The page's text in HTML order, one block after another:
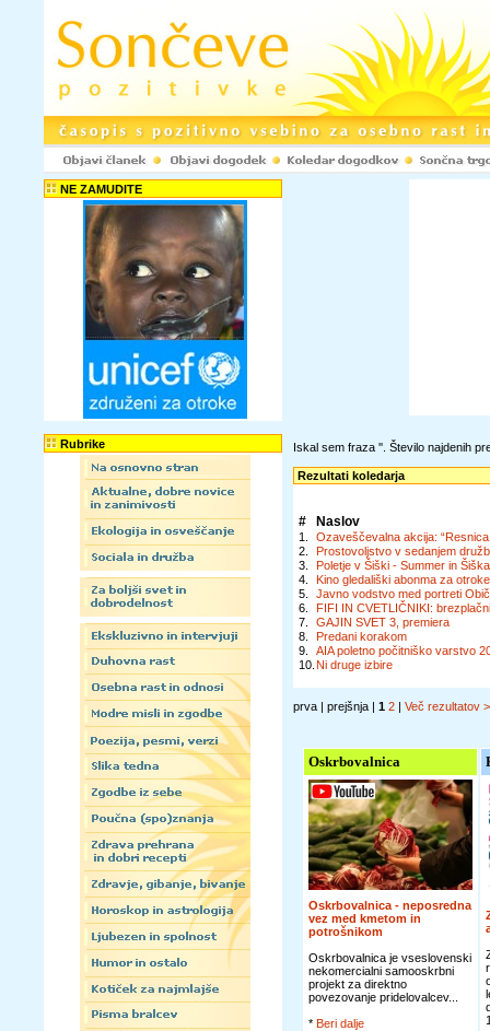
NE ZAMUDITE
Rubrike Iskal sem fraza ''. Število najdenih
Rezultati koledarja
# Naslov
1.
Ozaveščevalna akcija:
2.
Prostovoljstvo v sedanjem
3.
Poletje v Šiški - Summer in
4.
Kino gledališki abonma za
5.
Javno vodstvo med portreti
6.
FIFI IN CVETLIČNIKI:
7.
GAJIN SVET 3, premiera
8.
Predani korakom
9.
AIA poletno počitniško varstvo
10. Ni druge izbire
prva | prejšnja | 1 2 | Več rezultatov
Oskrbovalnica
Oskrbovalnica - neposredna
vez med kmetom in
potrošnikom
Oskrbovalnica je vseslovenski
nekomercialni samooskrbni
projekt za direktno
povezovanje pridelovalcev...
* Beri dalje